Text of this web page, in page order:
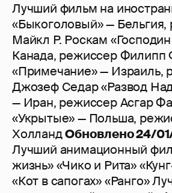
Лучший фильм на
«Быкоголовый» —
Майкл Р. Роскам
Канада, режиссер Филипп
«Примечание» — Израиль,
Джозеф Седар «Развод
— Иран, режиссер Асгар
«Укрытые» — Польша,
ХолландОбновлено 24/
Лучший анимационный
жизнь» «Чико и Рита»
«Кот в сапогах» «Ранго»